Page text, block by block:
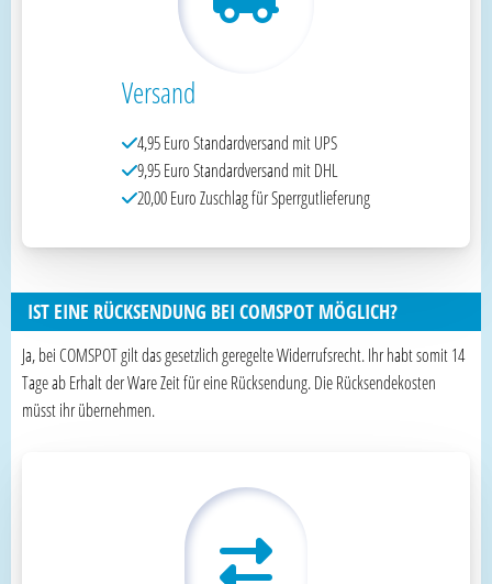
Versand
4,95 Euro Standardversand mit UPS
9,95 Euro Standardversand mit DHL
20,00 Euro Zuschlag für Sperrgutlieferung
IST EINE RÜCKSENDUNG BEI COMSPOT MÖGLICH?
Ja, bei COMSPOT gilt das gesetzlich geregelte Widerrufsrecht. Ihr habt somit 14
Tage ab Erhalt der Ware Zeit für eine Rücksendung. Die Rücksendekosten
müsst ihr übernehmen.